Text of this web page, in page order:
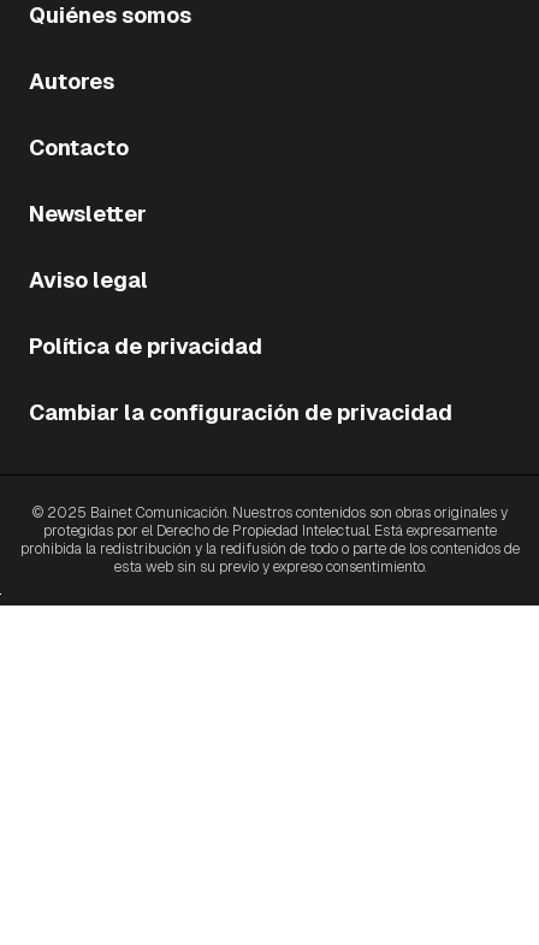
Quiénes somos
Autores
Contacto
Newsletter
Aviso legal
Política de privacidad
Cambiar la configuración de privacidad
© 2025 Bainet Comunicación. Nuestros contenidos son obras originales y
protegidas por el Derecho de Propiedad Intelectual. Está expresamente
prohibida la redistribución y la redifusión de todo o parte de los contenidos de
esta web sin su previo y expreso consentimiento.